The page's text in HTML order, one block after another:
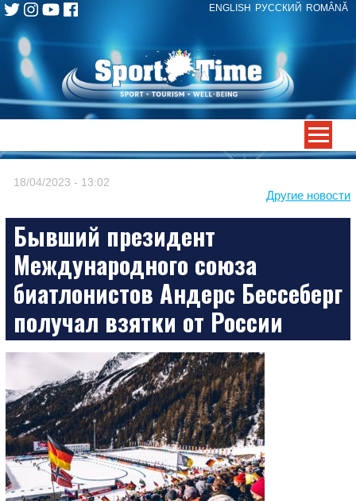
ENGLISH РУССКИЙ ROMÂNĂ
Skip
content
Другие новости
18/04/2023 - 13:02
Бывший президент
Международного союза
биатлонистов Андерс Бессеберг
получал взятки от России